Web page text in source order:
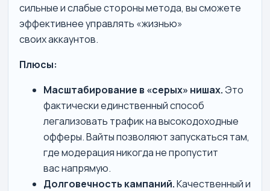
сильные и слабые стороны метода, вы сможете
эффективнее управлять «жизнью»
своих аккаунтов.
Плюсы:
Масштабирование в «серых» нишах. Это
фактически единственный способ
легализовать трафик на высокодоходные
офферы. Вайты позволяют запускаться там,
где модерация никогда не пропустит
вас напрямую.
Долговечность кампаний.Качественный и